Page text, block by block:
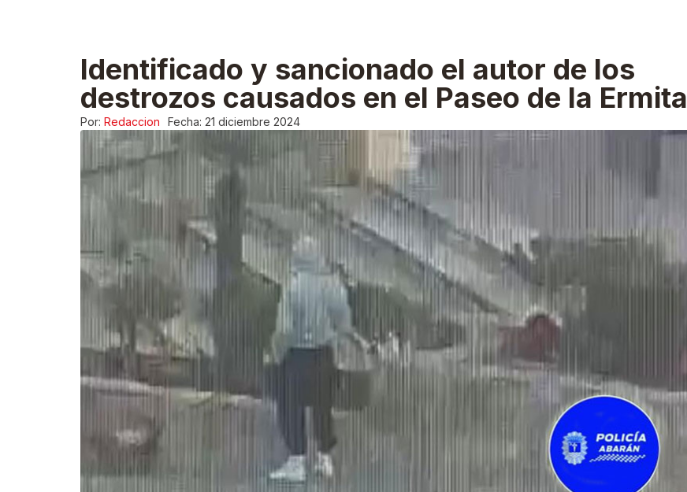
Identificado y sancionado el autor de los
destrozos causados en el Paseo de la Ermita
Por: Redaccion Fecha: 21 diciembre 2024